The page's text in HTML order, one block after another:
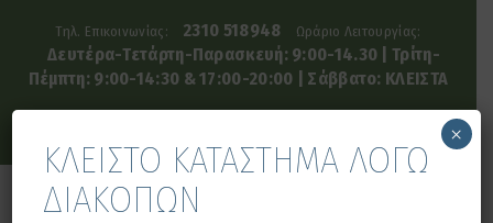
Τηλ. Επικοινωνίας: 2310 518948 Ωράριο Λειτουργίας:
Δευτέρα-Τετάρτη-Παρασκευή: 9:00-14.30 | Τρίτη-
Πέμπτη: 9:00-14:30 & 17:00-20:00 | Σάββατο: ΚΛΕΙΣΤΑ
ΚΛΕΙΣΤΟ ΚΑΤΑΣΤΗΜΑ ΛΟΓΩ
ΔΙΑΚΟΠΩΝ
×